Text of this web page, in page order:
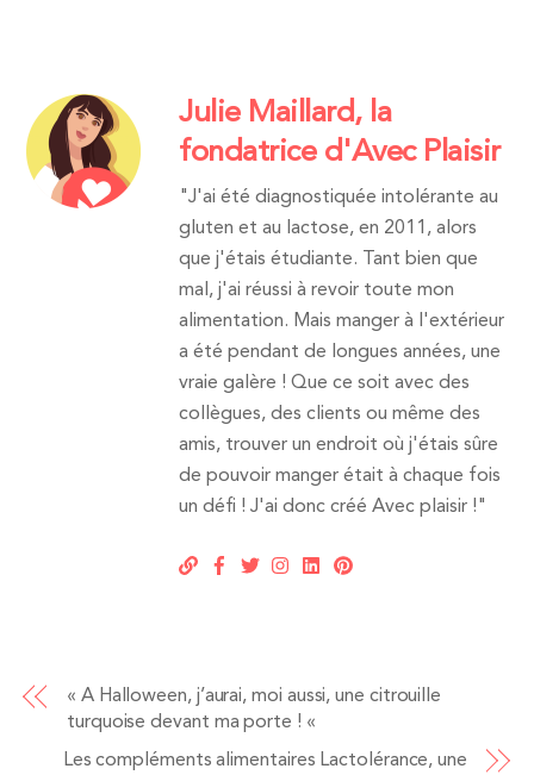
Julie Maillard, la
fondatrice d'Avec Plaisir
"J'ai été diagnostiquée intolérante au
gluten et au lactose, en 2011, alors
que j'étais étudiante. Tant bien que
mal, j'ai réussi à revoir toute mon
alimentation. Mais manger à l'extérieur
a été pendant de longues années, une
vraie galère ! Que ce soit avec des
collègues, des clients ou même des
amis, trouver un endroit où j'étais sûre
de pouvoir manger était à chaque fois
un défi ! J'ai donc créé Avec plaisir !"
« A Halloween, j’aurai, moi aussi, une citrouille
turquoise devant ma porte ! «
Les compléments alimentaires Lactolérance, une